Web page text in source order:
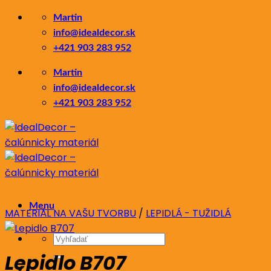
Skip
content
Martin
info@idealdecor.sk
+421 903 283 952
Martin
info@idealdecor.sk
+421 903 283 952
Menu
Hľadať:
MATERIÁL NA VAŠU TVORBU / LEPIDLÁ - TUŽIDLÁ
Lepidlo B707